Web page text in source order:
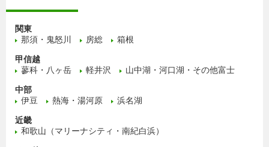
関東
那須・鬼怒川
房総 箱根
甲信越
蓼科・八ヶ岳
軽井沢 山中湖・河口湖・その他富士
中部
伊豆
熱海・湯河原 浜名湖
近畿
和歌山（マリーナシティ・南紀白浜）